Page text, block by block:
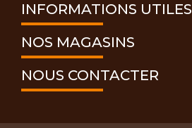
INFORMATIONS UTILES
NOS MAGASINS
NOUS CONTACTER